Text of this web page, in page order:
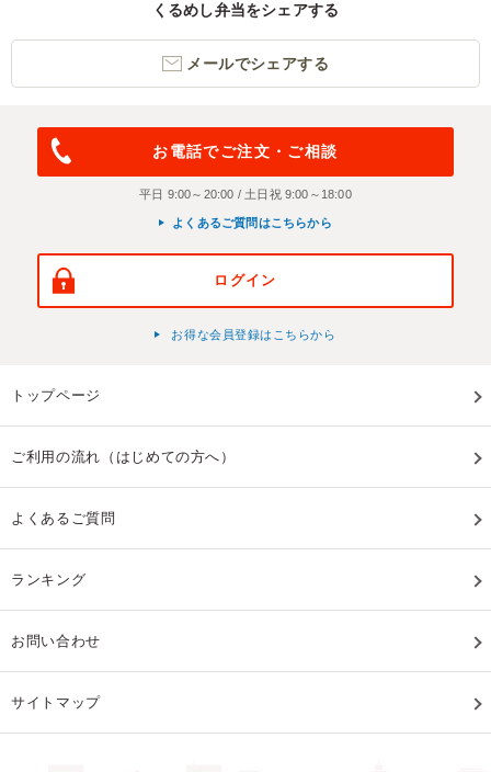
くるめし弁当をシェアする
メールでシェアする
お電話でご注文・ご相談
平日 9:00～20:00 / 土日祝 9:00～18:00
よくあるご質問はこちらから
ログイン
お得な会員登録はこちらから
トップページ
ご利用の流れ（はじめての方へ）
よくあるご質問
ランキング
お問い合わせ
サイトマップ